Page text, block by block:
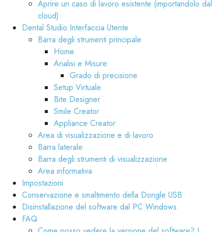
Aprire un caso di lavoro esistente (importandolo dal
cloud)
Dental Studio Interfaccia Utente
Barra degli strumenti principale
Home
Analisi e Misure
Grado di precisione
Setup Virtuale
Bite Designer
Smile Creator
Appliance Creator
Area di visualizzazione e di lavoro
Barra laterale
Barra degli strumenti di visualizzazione
Area informativa
Impostazioni
Conservazione e smaltimento della Dongle USB
Disinstallazione del software dal PC Windows
FAQ